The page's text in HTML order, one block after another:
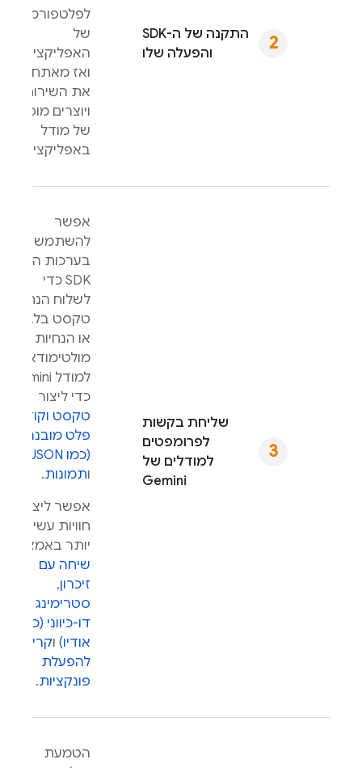
התקנה של ה-SDK
והפעלה שלו
לפלטפורמה
של
האפליקציה,
ואז מאתחלים
את השירות
ויוצרים מופע
של מודל
באפליקציה.
שליחת בקשות
לפרומפטים
למודלים של
Gemini
אפשר
להשתמש
בערכות ה-
SDK כדי
לשלוח הנחיות
טקסט בלבד
או הנחיות
מולטימודאליות
למודל Gemini
כדי ליצור
טקסט וקוד
פלט מובנה
(כמו JSON)
ותמונות.
אפשר ליצור
חוויות עשירות
יותר באמצעות
שיחה עם
זיכרון,
סטרימינג
דו-כיווני (כולל
אודיו) וקריאה
להפעלת
פונקציות.
הטמעת